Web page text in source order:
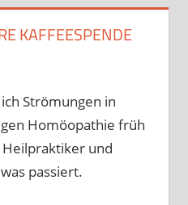
KAFFEESPENDE
Strömungen in
Homöopathie früh
und
passiert.